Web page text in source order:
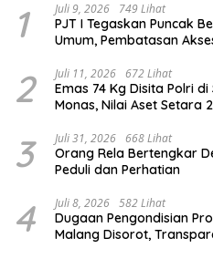
1 Juli 9, 2026 749 Lihat
PJT I Tegaskan Puncak
Umum, Pembatasan
2 Juli 11, 2026 672 Lihat
Emas 74 Kg Disita Polri
Monas, Nilai Aset Setara
3 Juli 31, 2026 668 Lihat
Orang Rela Bertengkar
Peduli dan Perhatian
4 Juli 8, 2026 582 Lihat
Dugaan Pengondisian
Malang Disorot,